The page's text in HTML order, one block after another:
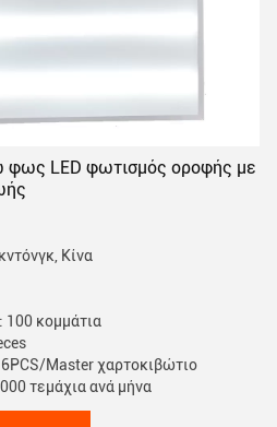
φως LED φωτισμός οροφής με
Κίνα
100 κομμάτια
Master χαρτοκιβώτιο
τεμάχια ανά μήνα